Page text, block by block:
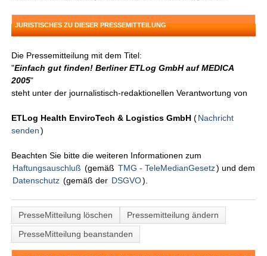
JURISTISCHES ZU DIESER PRESSEMITTEILUNG
Die Pressemitteilung mit dem Titel:
"Einfach gut finden! Berliner ETLog GmbH auf MEDICA
2005"
steht unter der journalistisch-redaktionellen Verantwortung von
ETLog Health EnviroTech & Logistics GmbH (Nachricht
senden )
Beachten Sie bitte die weiteren Informationen zum
Haftungsauschluß (gemäß TMG - TeleMedianGesetz) und dem
Datenschutz (gemäß der DSGVO).
PresseMitteilung löschen
Pressemitteilung ändern
PresseMitteilung beanstanden